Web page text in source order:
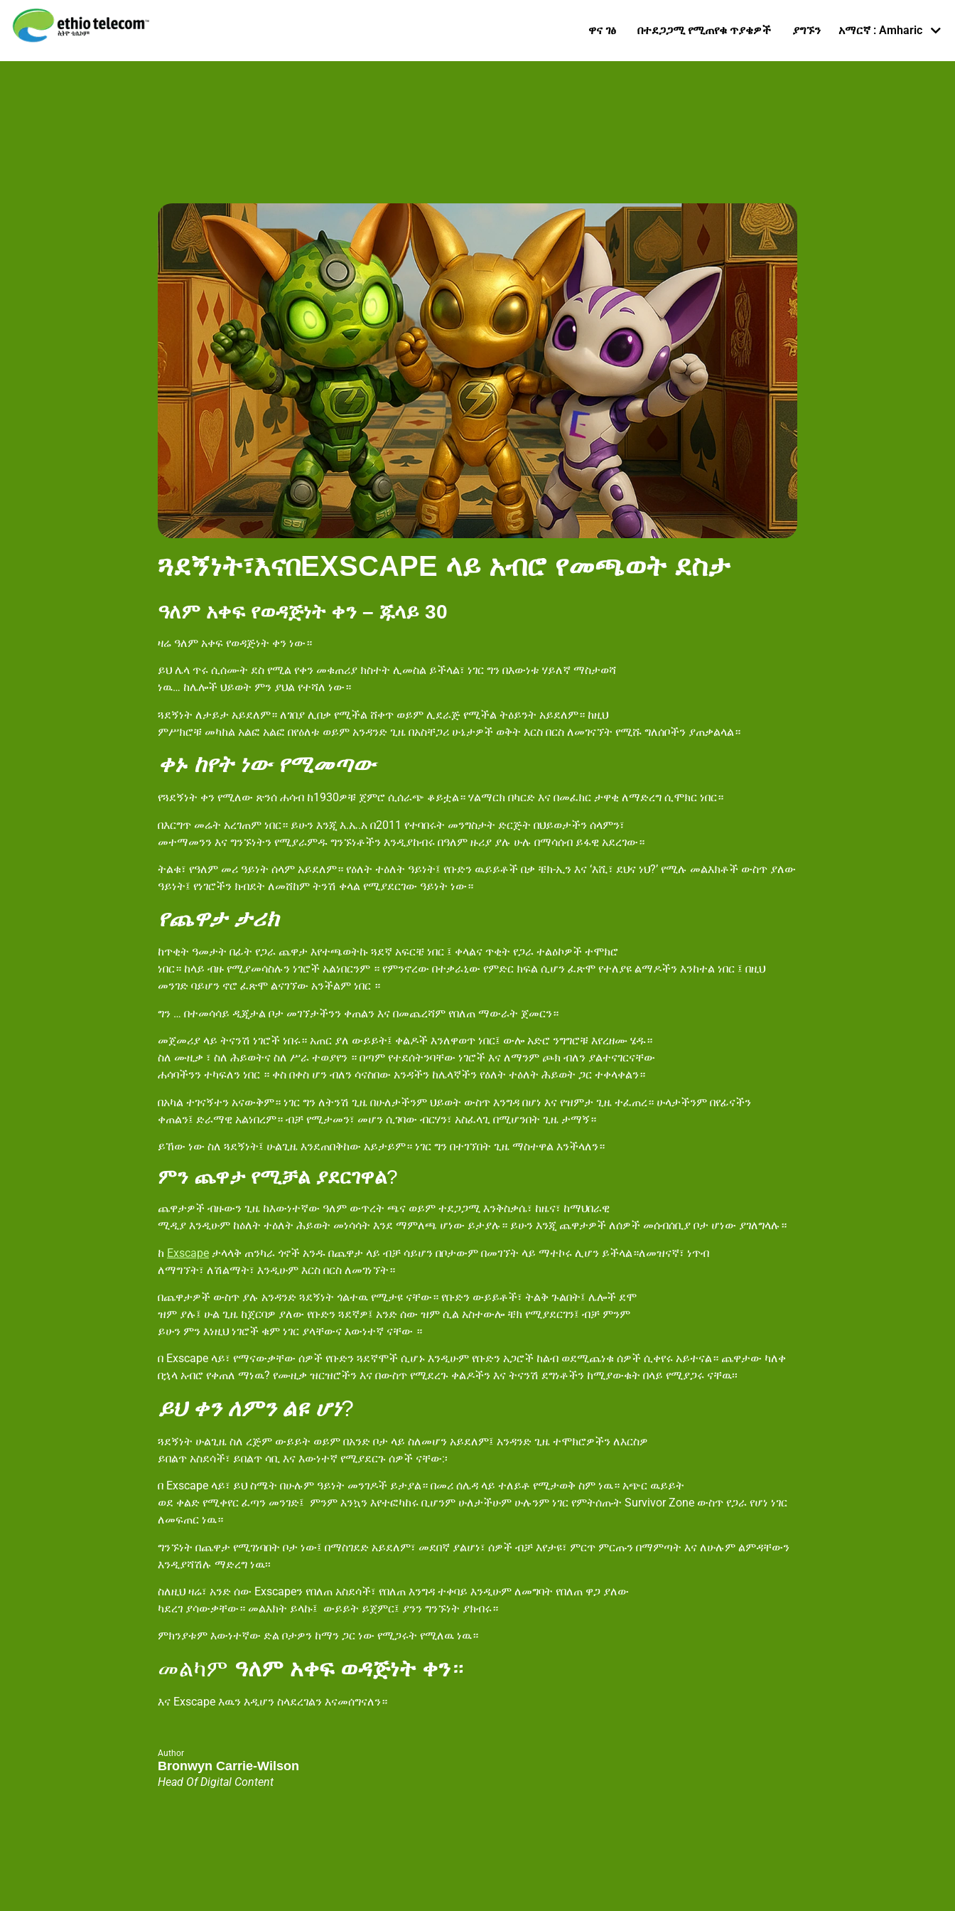
ዋና ገፅ በተደጋጋሚ የሚጠየቁ ጥያቄዎች ያግኙን አማርኛ : Amharic
Af-Somali
ጓደኝነት፣እናበEXSCAPE ላይ አብሮ የመጫወት ደስታ
ዓለም አቀፍ የወዳጅነት ቀን – ጁላይ 30
ዛሬ ዓለም አቀፍ የወዳጅነት ቀን ነው።
ይህ ሌላ ጥሩ ሲሰሙት ደስ የሚል የቀን መቁጠሪያ ክስተት ሊመስል ይችላል፣ ነገር ግን በእውነቱ ሃይለኛ ማስታወሻ
ነዉ… ከሌሎች ህይወት ምን ያህል የተሻለ ነው።
ጓደኝነት ለታይታ አይደለም። ለገበያ ሊበቃ የሚችል ሸቀጥ ወይም ሊደራጅ የሚችል ትዕይንት አይደለም። ከዚህ
ምሥክሮቹ መካከል አልፎ አልፎ በየዕለቱ ወይም አንዳንድ ጊዜ በአስቸጋሪ ሁኔታዎች ወቅት እርስ በርስ ለመገናኘት የሚሹ ግለሰቦችን ያጠቃልላል።
ቀኑ ከየት ነው የሚመጣው
የጓደኝነት ቀን የሚለው ጽንሰ ሐሳብ ከ1930ዎቹ ጀምሮ ሲሰራጭ ቆይቷል። ሃልማርክ በካርድ እና በመፈክር ታዋቂ ለማድረግ ሲሞክር ነበር።
በእርግጥ መሬት አረገጠም ነበር። ይሁን እንጂ እ.ኤ.አ በ2011 የተባበሩት መንግስታት ድርጅት በህይወታችን ሰላምን፣
መተማመንን እና ግንኙነትን የሚያራምዱ ግንኙነቶችን እንዲያከብሩ በዓለም ዙሪያ ያሉ ሁሉ በማሳሰብ ይፋዊ አደረገው።
ትልቁ፣ የዓለም መሪ ዓይነት ሰላም አይደለም። የዕለት ተዕለት ዓይነት፤ የቡድን ዉይይቶች በቃ ቼክ-ኢን እና ‘እሺ፣ ደህና ነህ?’ የሚሉ መልእክቶች ውስጥ ያለው
ዓይነት፤ የነገሮችን ክብደት ለመሸከም ትንሽ ቀላል የሚያደርገው ዓይነት ነው።
የጨዋታ ታሪክ
ከጥቂት ዓመታት በፊት የጋራ ጨዋታ እየተጫወትኩ ጓደኛ አፍርቼ ነበር ፤ ቀላልና ጥቂት የጋራ ተልዕኮዎች ተሞክሮ
ነበር። ከላይ ብዙ የሚያመሳስሉን ነገሮች አልነበርንም ። የምንኖረው በተቃራኒው የምድር ክፍል ሲሆን ፈጽሞ የተለያዩ ልማዶችን እንከተል ነበር ፤ በዚህ
መንገድ ባይሆን ኖሮ ፈጽሞ ልናገኘው አንችልም ነበር ።
ግን … በተመሳሳይ ዲጂታል ቦታ መገኘታችንን ቀጠልን እና በመጨረሻም የበለጠ ማውራት ጀመርን።
መጀመሪያ ላይ ትናንሽ ነገሮች ነበሩ። አጠር ያለ ውይይት፤ ቀልዶች እንለዋወጥ ነበር፤ ውሎ አድሮ ንግግሮቹ እየረዘሙ ሄዱ።
ስለ ሙዚቃ ፣ ስለ ሕይወትና ስለ ሥራ ተወያየን ። በጣም የተደሰትንባቸው ነገሮች እና ለማንም ጮክ ብለን ያልተናገርናቸው
ሐሳባችንን ተካፍለን ነበር ። ቀስ በቀስ ሆን ብለን ሳናስበው አንዳችን ከሌላኛችን የዕለት ተዕለት ሕይወት ጋር ተቀላቀልን።
በአካል ተገናኝተን አናውቅም። ነገር ግን ለትንሽ ጊዜ በሁለታችንም ህይወት ውስጥ እንግዳ በሆነ እና የዝምታ ጊዜ ተፈጠረ። ሁላታችንም በየፊናችን
ቀጠልን፤ ድራማዊ አልነበረም። ብቻ የሚታመን፣ መሆን ሲገባው ብርሃን፣ አስፈላጊ በሚሆንበት ጊዜ ታማኝ።
ይኸው ነው ስለ ጓደኝነት፤ ሁልጊዜ እንደጠበቅከው አይታይም። ነገር ግን በተገኘበት ጊዜ ማስተዋል እንችላለን።
ምን ጨዋታ የሚቻል ያደርገዋል?
ጨዋታዎች ብዙውን ጊዜ ከእውነተኛው ዓለም ውጥረት ጫና ወይም ተደጋጋሚ እንቅስቃሴ፣ ከዜና፣ ከማህበራዊ
ሚዲያ እንዲሁም ከዕለት ተዕለት ሕይወት መነሳሳት እንደ ማምለጫ ሆነው ይታያሉ። ይሁን እንጂ ጨዋታዎች ለሰዎች መሰብሰቢያ ቦታ ሆነው ያገለግላሉ።
ከ Exscape ታላላቅ ጠንካራ ጎኖች አንዱ በጨዋታ ላይ ብቻ ሳይሆን በቦታውም በመገኘት ላይ ማተኮሩ ሊሆን ይችላል።ለመዝናኛ፣ ነጥብ
ለማግኘት፣ ለሽልማት፣ እንዲሁም እርስ በርስ ለመገነኘት።
በጨዋታዎች ውስጥ ያሉ አንዳንድ ጓደኝነት ጎልተዉ የሚታዩ ናቸው። የቡድን ውይይቶች፣ ትልቅ ጉልበት፤ ሌሎች ደሞ
ዝም ያሉ፤ ሁል ጊዜ ከጀርባዎ ያለው የቡድን ጓደኛዎ፤ አንድ ሰው ዝም ሲል አስተውሎ ቼክ የሚያደርገን፤ ብቻ ምንም
ይሁን ምን እነዚህ ነገሮች ቁም ነገር ያላቸውና እውነተኛ ናቸው ።
በ Exscape ላይ፣ የማናውቃቸው ሰዎች የቡድን ጓደኛሞች ሲሆኑ እንዲሁም የቡድን አጋሮች ከልብ ወደሚጨነቁ ሰዎች ሲቀየሩ አይተናል። ጨዋታው ካለቀ
በኋላ አብሮ የቀጠለ ማነዉ? የሙዚቃ ዝርዝሮችን እና በውስጥ የሚደረጉ ቀልዶችን እና ትናንሽ ደግነቶችን ከሚያውቁት በላይ የሚያጋሩ ናቸዉ፡፡
ይህ ቀን ለምን ልዩ ሆነ?
ጓደኝነት ሁልጊዜ ስለ ረጅም ውይይት ወይም በአንድ ቦታ ላይ ስለመሆን አይደለም፤ አንዳንድ ጊዜ ተሞክሮዎችን ለእርስዎ
ይበልጥ አስደሳች፣ ይበልጥ ሳቢ እና እውነተኛ የሚያደርጉ ሰዎች ናቸው:፡
በ Exscape ላይ፣ ይህ ስሜት በሁሉም ዓይነት መንገዶች ይታያል። በመሪ ሰሌዳ ላይ ተለይቶ የሚታወቅ ስም ነዉ። አጭር ዉይይት
ወደ ቀልድ የሚቀየር ፈጣን መንገድ፤ ምንም እንኳን እየተፎካከሩ ቢሆንም ሁለታችሁም ሁሉንም ነገር የምትሰጡት Survivor Zone ውስጥ የጋራ የሆነ ነገር
ለመፍጠር ነዉ።
ግንኙነት በጨዋታ የሚገነባበት ቦታ ነው፤ በማስገደድ አይደለም፣ መደበኛ ያልሆነ፣ ሰዎች ብቻ እየታዩ፣ ምርጥ ምርጡን በማምጣት እና ለሁሉም ልምዳቸውን
እንዲያሻሽሉ ማድረግ ነዉ፡፡
ስለዚህ ዛሬ፣ አንድ ሰው Exscapeን የበለጠ አስደሳች፣ የበለጠ እንግዳ ተቀባይ እንዲሁም ለመግባት የበለጠ ዋጋ ያለው
ካደረገ ያሳውቃቸው። መልእክት ይላኩ፤ ውይይት ይጀምር፤ ያንን ግንኙነት ያክብሩ።
ምክንያቱም እውነተኛው ድል ቦታዎን ከማን ጋር ነው የሚጋሩት የሚለዉ ነዉ።
መልካም ዓለም አቀፍ ወዳጅነት ቀን።
እና Exscape እዉን እዲሆን ስላደረገልን እናመሰግናለን።
Author
Bronwyn Carrie-Wilson
Head Of Digital Content